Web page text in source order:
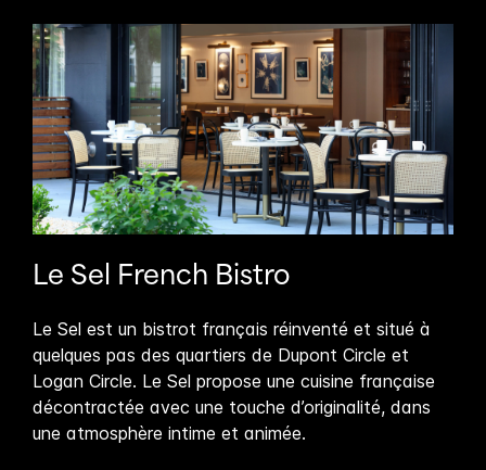
Le Sel French Bistro
Le Sel est un bistrot français réinventé et situé à
quelques pas des quartiers de Dupont Circle et
Logan Circle. Le Sel propose une cuisine française
décontractée avec une touche d’originalité, dans
une atmosphère intime et animée.